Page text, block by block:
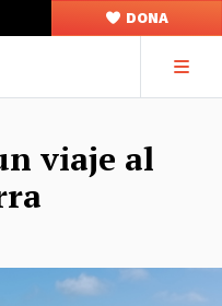
DONA
viaje al